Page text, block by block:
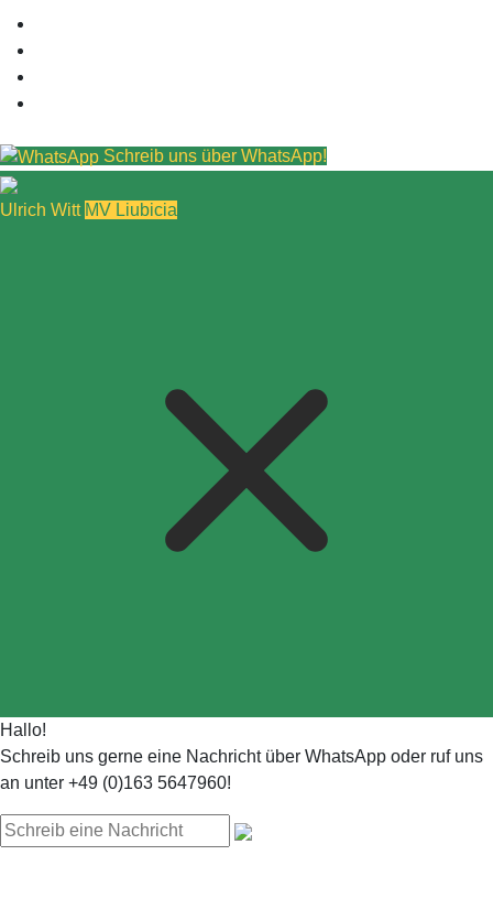
Schreib uns über WhatsApp!
Ulrich Witt MV Liubicia
Hallo!
Schreib uns gerne eine Nachricht über WhatsApp oder ruf uns
an unter +49 (0)163 5647960!